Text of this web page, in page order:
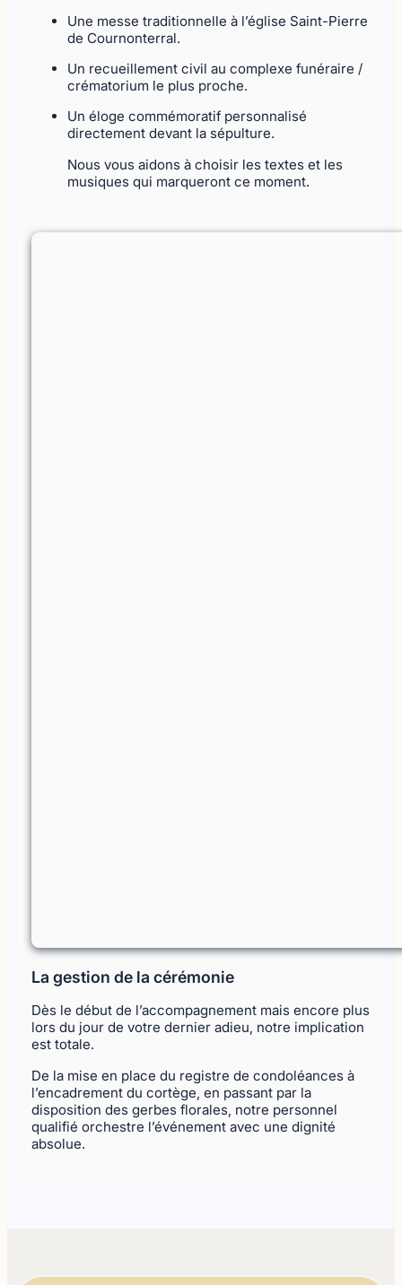
Une messe traditionnelle à l’église Saint-Pierre
de Cournonterral.
Un recueillement civil au complexe funéraire /
crématorium le plus proche.
Un éloge commémoratif personnalisé
directement devant la sépulture.
Nous vous aidons à choisir les textes et les
musiques qui marqueront ce moment.
La gestion de la cérémonie
Dès le début de l’accompagnement mais encore plus
lors du jour de votre dernier adieu, notre implication
est totale.
De la mise en place du registre de condoléances à
l’encadrement du cortège, en passant par la
disposition des gerbes florales, notre personnel
qualifié orchestre l’événement avec une dignité
absolue.